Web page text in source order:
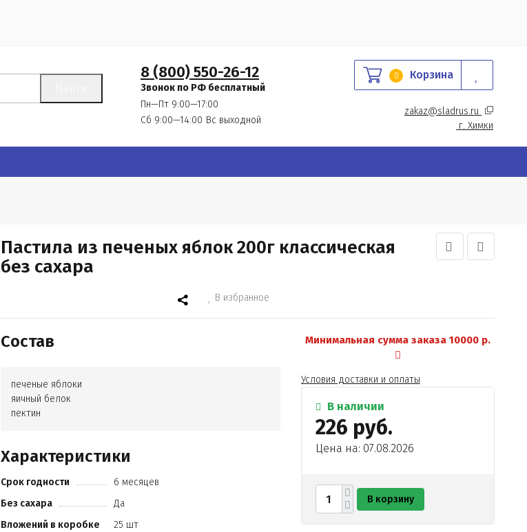
8 (800) 550-26-12
Звонок по РФ бесплатный
Пн—Пт 9:00—17:00
Сб 9:00—14:00 Вс выходной
0 Корзина
zakaz@sladrus.ru
г. Химки
Пастила из печеных яблок 200г классическая
без сахара
В избранное
Состав
печеные яблоки
яичный белок
пектин
Характеристики
Срок годности
6 месяцев
Без сахара
Да
Вложений в коробке
25 шт
Минимальная сумма заказа 10000 р.
Условия доставки и оплаты
В наличии
226 руб.
Цена на: 07.08.2026
В корзину